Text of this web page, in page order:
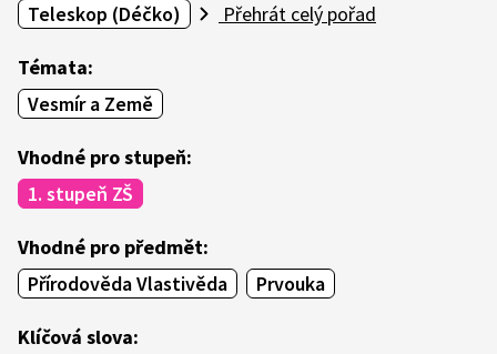
Teleskop (Déčko)
Přehrát celý pořad
Témata:
Vesmír a Země
Vhodné pro stupeň:
1. stupeň ZŠ
Vhodné pro předmět:
Přírodověda Vlastivěda
Prvouka
Klíčová slova: